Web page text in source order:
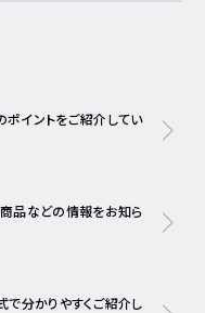
ポイントをご紹介してい
品などの情報をお知ら
分かりやすくご紹介し